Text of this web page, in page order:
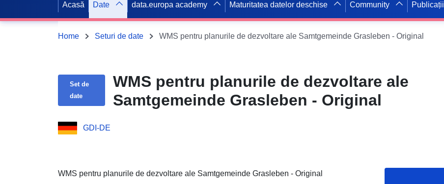
Acasă Date data.europa academy Maturitatea datelor deschise Community Publicații
Home Seturi de date WMS pentru planurile de dezvoltare ale Samtgemeinde Grasleben - Original
Set de
date
WMS pentru planurile de dezvoltare ale
Samtgemeinde Grasleben - Original
GDI-DE
WMS pentru planurile de dezvoltare ale Samtgemeinde Grasleben - Original